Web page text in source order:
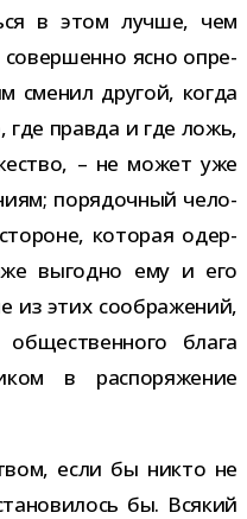
в этом лучше, чем
совер­шенно ясно опре­
сме­нил дру­гой, когда
где правда и где ложь,
– не может уже
поря­доч­ный чело­
кото­рая одер­
выгодно ему и его
из этих сооб­ра­же­ний,
блага
в рас­по­ря­же­ние
если бы никто не
бы. Всякий